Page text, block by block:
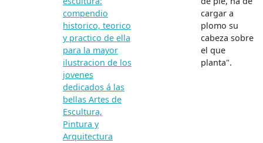
compendio
historico, teorico
y practico de ella
para la mayor
ilustracion de los
jovenes
dedicados á las
bellas Artes de
Escultura,
Pintura y
Arquitectura
cargar a
plomo su
cabeza sobre
el que
planta".